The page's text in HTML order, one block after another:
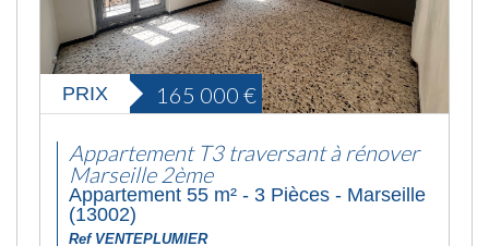
PRIX 165 000 €
Appartement T3 traversant à rénover
Marseille 2ème
Appartement 55 m² - 3 Pièces - Marseille
(13002)
Ref VENTEPLUMIER